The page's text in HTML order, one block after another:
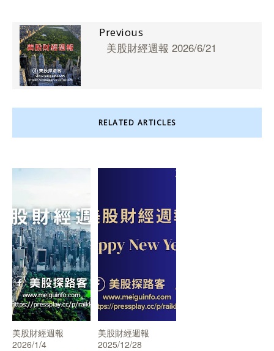
Previous
美股財經週報 2026/6/21
RELATED ARTICLES
美股財經週報
2026/1/4
美股財經週報
2025/12/28